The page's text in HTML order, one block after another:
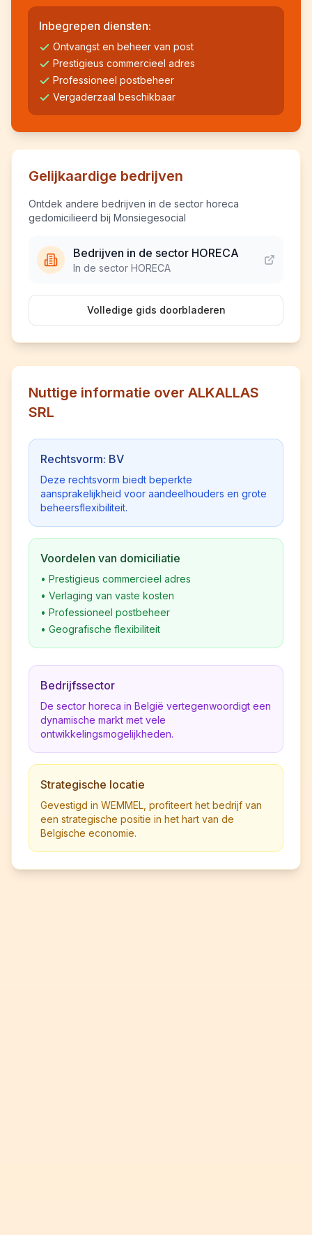
Inbegrepen diensten:
Ontvangst en beheer van post
Prestigieus commercieel adres
Professioneel postbeheer
Vergaderzaal beschikbaar
Gelijkaardige bedrijven
Ontdek andere bedrijven in de sector horeca
gedomicilieerd bij Monsiegesocial
Bedrijven in de sector HORECA
In de sector HORECA
Volledige gids doorbladeren
Nuttige informatie over ALKALLAS
SRL
Rechtsvorm: BV
Deze rechtsvorm biedt beperkte
aansprakelijkheid voor aandeelhouders en grote
beheersflexibiliteit.
Voordelen van domiciliatie
• Prestigieus commercieel adres
• Verlaging van vaste kosten
• Professioneel postbeheer
• Geografische flexibiliteit
Bedrijfssector
De sector horeca in België vertegenwoordigt een
dynamische markt met vele
ontwikkelingsmogelijkheden.
Strategische locatie
Gevestigd in WEMMEL, profiteert het bedrijf van
een strategische positie in het hart van de
Belgische economie.